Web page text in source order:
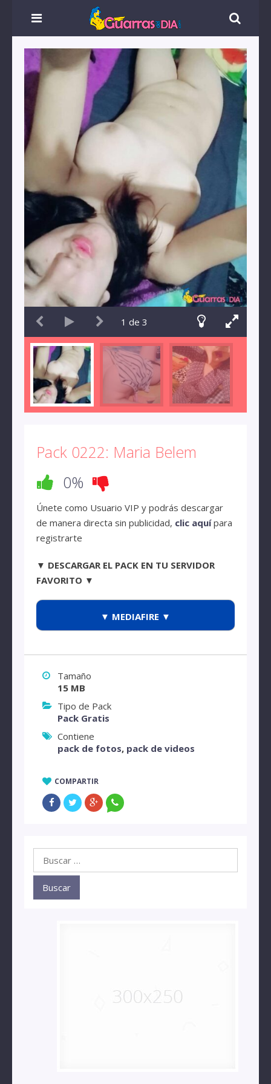
1 de 3
Pack 0222: Maria Belem
0%
Únete como Usuario VIP y podrás descargar
de manera directa sin publicidad, clic aquípara
registrarte
▼ DESCARGAR EL PACK EN TU SERVIDOR
FAVORITO ▼
▼ MEDIAFIRE ▼
Tamaño
15 MB
Tipo de Pack
Pack Gratis
Contiene
pack de fotos, pack de videos
COMPARTIR